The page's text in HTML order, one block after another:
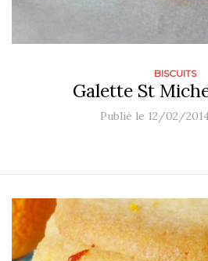
BISCUITS
Galette St
Publié le 12/02/